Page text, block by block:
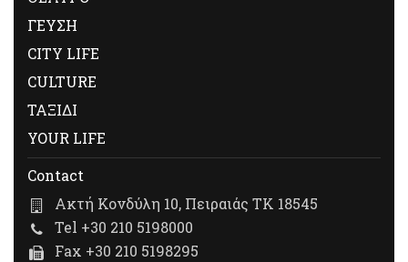
ΓΕΥΣΗ
CITY LIFE
CULTURE
ΤΑΞΙΔΙ
YOUR LIFE
Contact
Ακτή Κονδύλη 10, Πειραιάς ΤΚ 18545
Tel +30 210 5198000
Fax +30 210 5198295